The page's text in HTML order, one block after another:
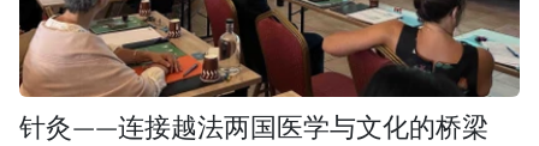
针灸——连接越法两国医学与文化的桥梁